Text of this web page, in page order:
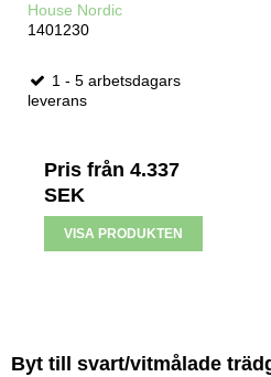
House Nordic
1401230
1 - 5 arbetsdagars
leverans
Pris från 4.337
SEK
VISA PRODUKTEN
Byt till svart/vitmålade